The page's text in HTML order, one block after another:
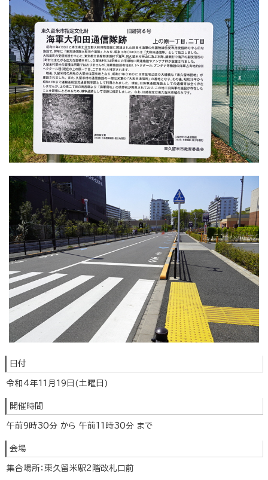
日付
令和4年11月19日(土曜日)
開催時間
午前9時30分 から 午前11時30分 まで
会場
集合場所：東久留米駅2階改札口前